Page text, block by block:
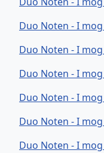
Duo Noten - I
Duo Noten - I
Duo Noten - I
Duo Noten - I
Duo Noten - I
Duo Noten - I